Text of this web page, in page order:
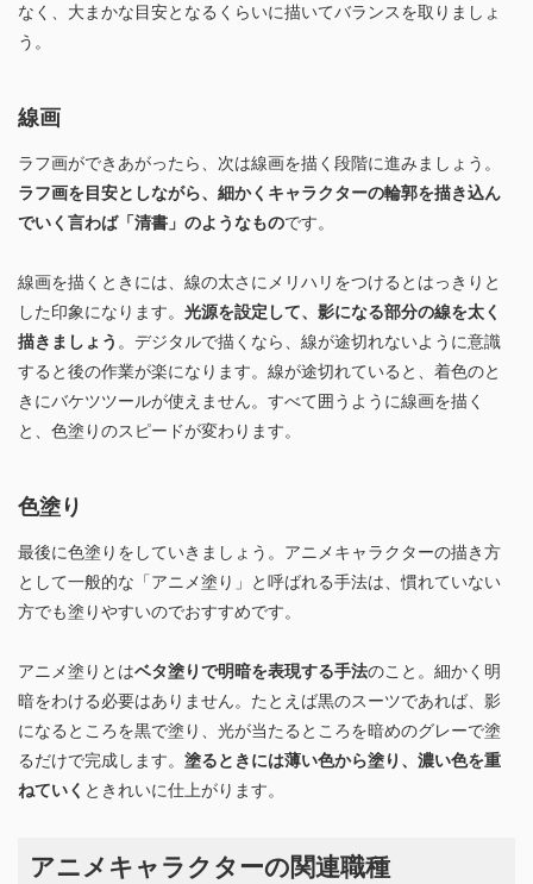
なく、大まかな目安となるくらいに描いてバランスを取りましょ
う。
線画
ラフ画ができあがったら、次は線画を描く段階に進みましょう。
ラフ画を目安としながら、細かくキャラクターの輪郭を描き込ん
でいく言わば「清書」のようなものです。
線画を描くときには、線の太さにメリハリをつけるとはっきりと
した印象になります。 光源を設定して、影になる部分の線を太く
描きましょう 。デジタルで描くなら、線が途切れないように意識
すると後の作業が楽になります。線が途切れていると、着色のと
きにバケツツールが使えません。すべて囲うように線画を描く
と、色塗りのスピードが変わります。
色塗り
最後に色塗りをしていきましょう。アニメキャラクターの描き方
として一般的な「アニメ塗り」と呼ばれる手法は、慣れていない
方でも塗りやすいのでおすすめです。
アニメ塗りとはベタ塗りで明暗を表現する手法のこと。細かく明
暗をわける必要はありません。たとえば黒のスーツであれば、影
になるところを黒で塗り、光が当たるところを暗めのグレーで塗
るだけで完成します。 塗るときには薄い色から塗り、濃い色を重
ねていく ときれいに仕上がります。
アニメキャラクターの関連職種